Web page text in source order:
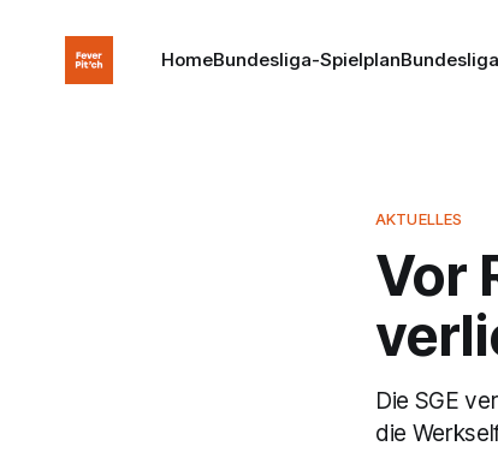
HomeBundesliga-Spielplan
AKTUELLES
Vor
Die SGE
die